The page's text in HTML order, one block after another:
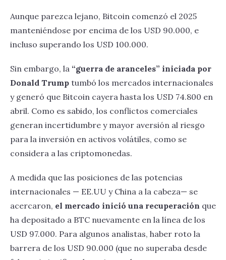
Aunque parezca lejano, Bitcoin comenzó el 2025
manteniéndose por encima de los USD 90.000, e
incluso superando los USD 100.000.
Sin embargo, la “guerra de aranceles” iniciada por
Donald Trump tumbó los mercados internacionales
y generó que Bitcoin cayera hasta los USD 74.800 en
abril. Como es sabido, los conflictos comerciales
generan incertidumbre y mayor aversión al riesgo
para la inversión en activos volátiles, como se
considera a las criptomonedas.
A medida que las posiciones de las potencias
internacionales — EE.UU y China a la cabeza— se
acercaron, el mercado inició una recuperación que
ha depositado a BTC nuevamente en la línea de los
USD 97.000. Para algunos analistas, haber roto la
barrera de los USD 90.000 (que no superaba desde